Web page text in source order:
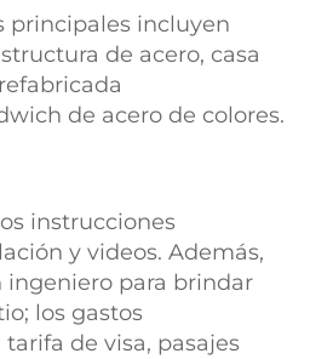
principales incluyen
de acero, casa
instrucciones
y videos. Además,
ingeniero para brindar
los gastos
de visa, pasajes